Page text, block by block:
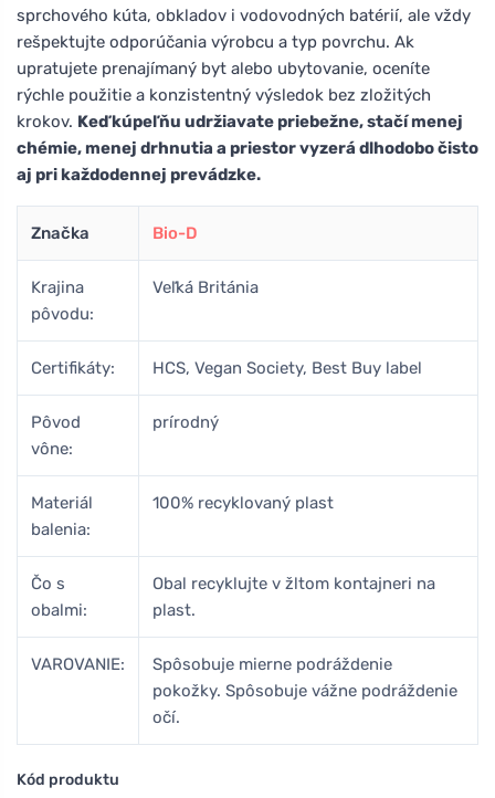
sprchového kúta, obkladov i vodovodných batérií, ale vždy
rešpektujte odporúčania výrobcu a typ povrchu. Ak
upratujete prenajímaný byt alebo ubytovanie, oceníte
rýchle použitie a konzistentný výsledok bez zložitých
krokov. Keď kúpeľňu udržiavate priebežne, stačí menej
chémie, menej drhnutia a priestor vyzerá dlhodobo čisto
aj pri každodennej prevádzke.
Značka Bio-D
Krajina
pôvodu:
Veľká Británia
Certifikáty: HCS, Vegan Society, Best Buy label
Pôvod
vône:
prírodný
Materiál
balenia:
100% recyklovaný plast
Čo s
obalmi:
Obal recyklujte v žltom kontajneri na
plast.
VAROVANIE:
Spôsobuje mierne podráždenie
pokožky. Spôsobuje vážne podráždenie
očí.
Kód produktu